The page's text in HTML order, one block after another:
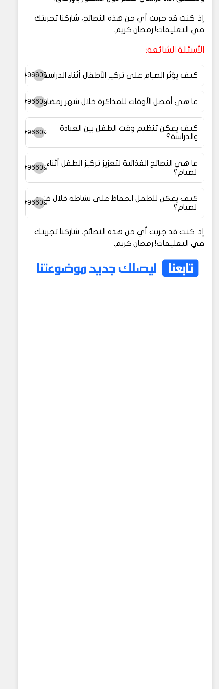
إذا كنت قد جربت أي من هذه النصائح، شاركنا تجربتك
في التعليقات! رمضان كريم.
الأسئلة الشائعة:
كيف يؤثر الصيام على تركيز الأطفال أثناء الدراسة؟
ما هي أفضل الأوقات للمذاكرة خلال شهر رمضان؟
كيف يمكن تنظيم وقت الطفل بين العبادة
والدراسة؟
ما هي النصائح الغذائية لتعزيز تركيز الطفل أثناء
الصيام؟
كيف يمكن للطفل الحفاظ على نشاطه خلال فترة
الصيام؟
إذا كنت قد جربت أي من هذه النصائح، شاركنا تجربتك
في التعليقات! رمضان كريم.